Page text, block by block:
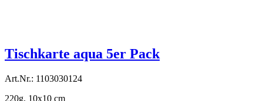
Tischkarte aqua 5er Pack
Art.Nr.: 1103030124
220g, 10x10 cm